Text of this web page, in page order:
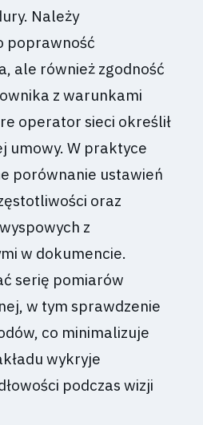
Należy
poprawność
ale również zgodność
z warunkami
operator sieci określił
umowy. W praktyce
porównanie ustawień
oraz
z
w dokumencie.
serię pomiarów
w tym sprawdzenie
co minimalizuje
wykryje
podczas wizji